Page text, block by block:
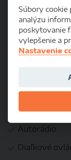
Centrálne
EBD
ESP
KOMFORT
Autorádio
Diaľkové
Súbory cookie
analýzu
poskytovanie
vylepšenie a
Nastavenie